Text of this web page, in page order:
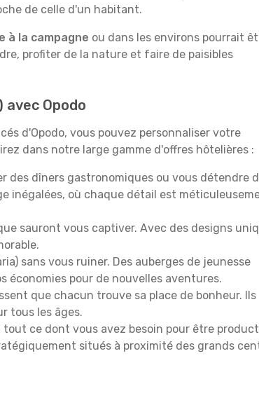
de celle d'un habitant.
à la campagne ou dans les environs pourrait
profiter de la nature et faire de paisibles
avec Opodo
d'Opodo, vous pouvez personnaliser votre
dans notre large gamme d'offres hôtelières :
des dîners gastronomiques ou vous détendre
inégalées, où chaque détail est
sauront vous captiver. Avec des designs
sans vous ruiner. Des auberges de jeunesse
pour de nouvelles aventures.
que chacun trouve sa place de bonheur. Ils
tous les âges.
ce dont vous avez besoin pour être
situés à proximité des grands